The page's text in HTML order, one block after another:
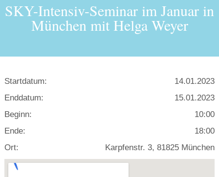
SKY-Intensiv-Seminar im Januar in
München mit Helga Weyer
Startdatum:
14.01.2023
Enddatum:
15.01.2023
Beginn:
10:00
Ende:
18:00
Ort:
Karpfenstr. 3, 81825 München